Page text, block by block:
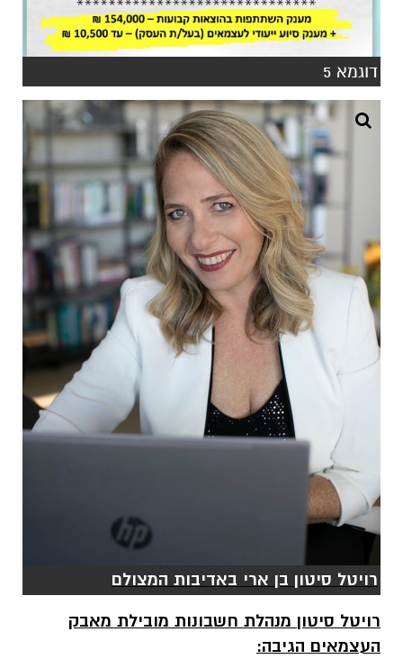
דוגמא 5
רויטל סיטון בן ארי באדיבות המצולם
רויטל סיטון מנהלת חשבונות מובילת מאבק
העצמאים הגיבה: